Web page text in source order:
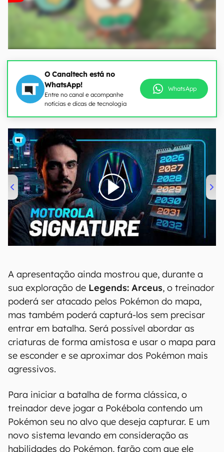
O Canaltech está no
WhatsApp!
Entre no canal e acompanhe
notícias e dicas de tecnologia
WhatsApp
00:00/20:46
A apresentação ainda mostrou que, durante a
sua exploração de Legends: Arceus, o treinador
poderá ser atacado pelos Pokémon do mapa,
mas também poderá capturá-los sem precisar
entrar em batalha. Será possível abordar as
criaturas de forma amistosa e usar o mapa para
se esconder e se aproximar dos Pokémon mais
agressivos.
Para iniciar a batalha de forma clássica, o
treinador deve jogar a Pokébola contendo um
Pokémon seu no alvo que deseja capturar. E um
novo sistema levando em consideração as
habilidades do Pokémon, farão com que ele